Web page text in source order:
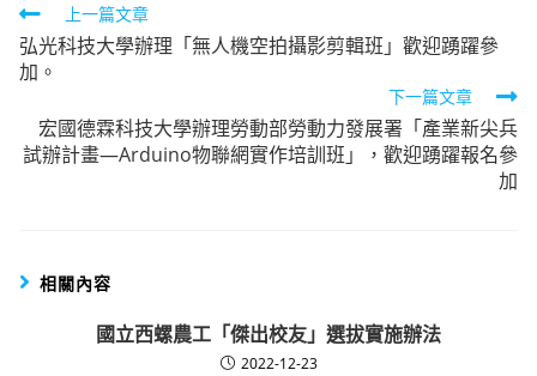
Read
more
articles
上一篇文章
弘光科技大學辦理「無人機空拍攝影剪輯班」歡迎踴躍參
加。
下一篇文章
宏國德霖科技大學辦理勞動部勞動力發展署「產業新尖兵
試辦計畫—Arduino物聯網實作培訓班」，歡迎踴躍報名參
加
相關內容
國立西螺農工「傑出校友」選拔實施辦法
2022-12-23